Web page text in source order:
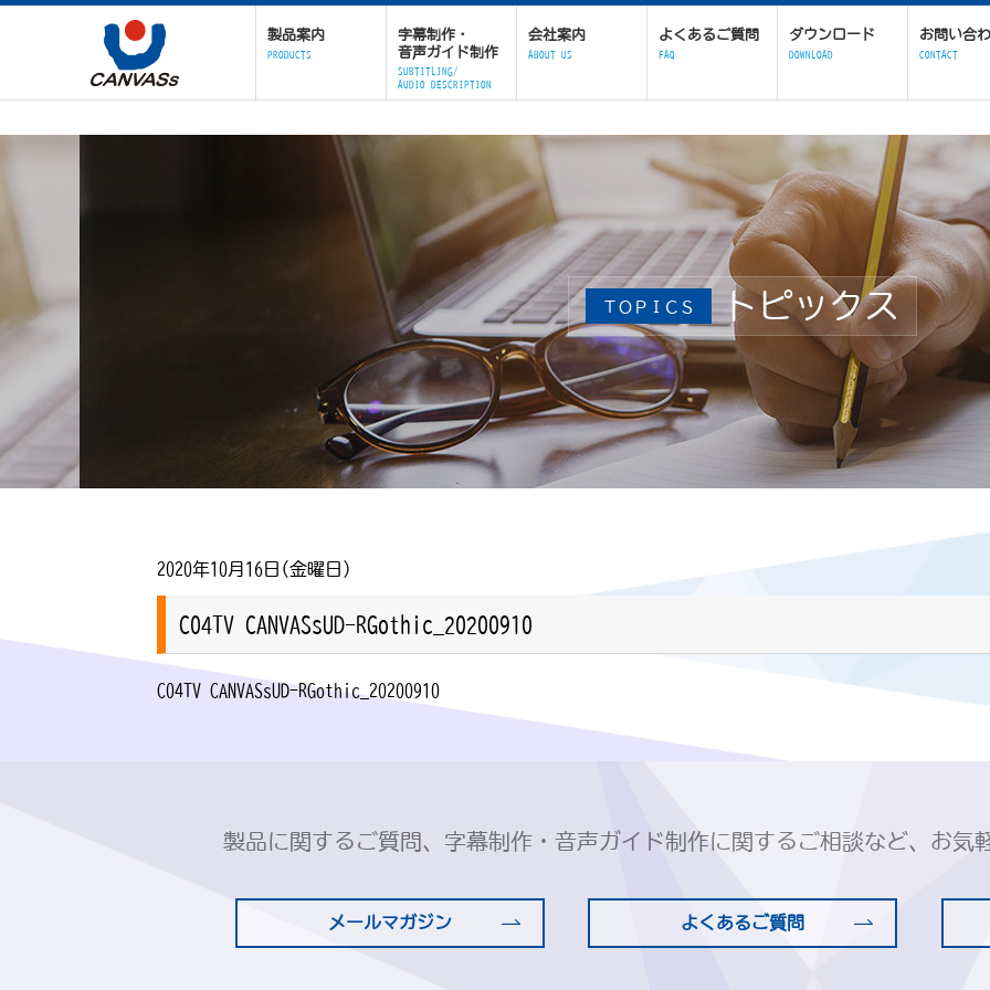
製品案内
PRODUCTS
字幕制作・
音声ガイド制作
SUBTITLING/
AUDIO DESCRIPTION
会社案内
ABOUT US
よくあるご質問
FAQ
ダウンロード
DOWNLOAD
お問い合
CONTACT
ＴＯＰＩＣＳ トピックス
2020年10月16日(金曜日)
C04TV CANVASsUD-RGothic_20200910
C04TV CANVASsUD-RGothic_20200910
製品に関するご質問、字幕制作・音声ガイド制作に関するご相談など、お気
メールマガジン よくあるご質問